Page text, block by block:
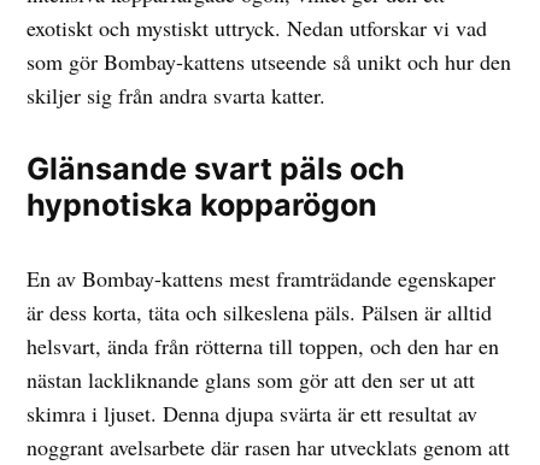
exotiskt och mystiskt uttryck. Nedan utforskar vi vad
som gör Bombay-kattens utseende så unikt och hur den
skiljer sig från andra svarta katter.
Glänsande svart päls och
hypnotiska kopparögon
En av Bombay-kattens mest framträdande egenskaper
är dess korta, täta och silkeslena päls. Pälsen är alltid
helsvart, ända från rötterna till toppen, och den har en
nästan lackliknande glans som gör att den ser ut att
skimra i ljuset. Denna djupa svärta är ett resultat av
noggrant avelsarbete där rasen har utvecklats genom att